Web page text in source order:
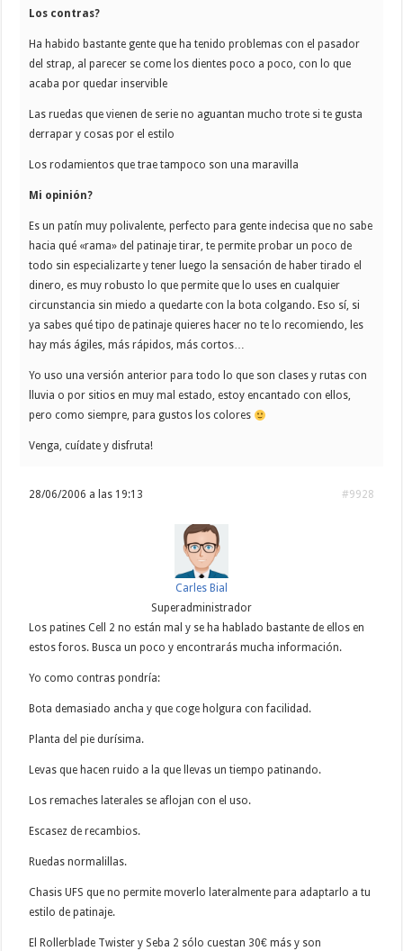
Los contras?
Ha habido bastante gente que ha tenido problemas con el pasador
del strap, al parecer se come los dientes poco a poco, con lo que
acaba por quedar inservible
Las ruedas que vienen de serie no aguantan mucho trote si te gusta
derrapar y cosas por el estilo
Los rodamientos que trae tampoco son una maravilla
Mi opinión?
Es un patín muy polivalente, perfecto para gente indecisa que no sabe
hacia qué «rama» del patinaje tirar, te permite probar un poco de
todo sin especializarte y tener luego la sensación de haber tirado el
dinero, es muy robusto lo que permite que lo uses en cualquier
circunstancia sin miedo a quedarte con la bota colgando. Eso sí, si
ya sabes qué tipo de patinaje quieres hacer no te lo recomiendo, les
hay más ágiles, más rápidos, más cortos…
Yo uso una versión anterior para todo lo que son clases y rutas con
lluvia o por sitios en muy mal estado, estoy encantado con ellos,
pero como siempre, para gustos los colores
Venga, cuídate y disfruta!
28/06/2006 a las 19:13 #9928
Carles Bial
Superadministrador
Los patines Cell 2 no están mal y se ha hablado bastante de ellos en
estos foros. Busca un poco y encontrarás mucha información.
Yo como contras pondría:
Bota demasiado ancha y que coge holgura con facilidad.
Planta del pie durísima.
Levas que hacen ruido a la que llevas un tiempo patinando.
Los remaches laterales se aflojan con el uso.
Escasez de recambios.
Ruedas normalillas.
Chasis UFS que no permite moverlo lateralmente para adaptarlo a tu
estilo de patinaje.
El Rollerblade Twister y Seba 2 sólo cuestan 30€ más y son